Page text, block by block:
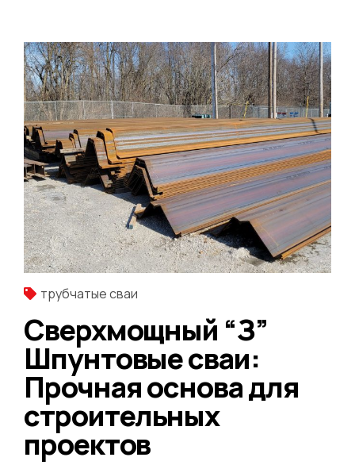
трубчатые сваи
Сверхмощный “З”
Шпунтовые сваи:
Прочная основа для
строительных
проектов